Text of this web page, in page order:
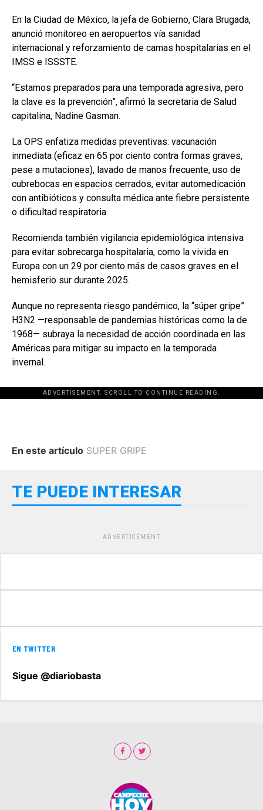
En la Ciudad de México, la jefa de Gobierno, Clara Brugada,
anunció monitoreo en aeropuertos vía sanidad
internacional y reforzamiento de camas hospitalarias en el
IMSS e ISSSTE.
“Estamos preparados para una temporada agresiva, pero
la clave es la prevención”, afirmó la secretaria de Salud
capitalina, Nadine Gasman.
La OPS enfatiza medidas preventivas: vacunación
inmediata (eficaz en 65 por ciento contra formas graves,
pese a mutaciones), lavado de manos frecuente, uso de
cubrebocas en espacios cerrados, evitar automedicación
con antibióticos y consulta médica ante fiebre persistente
o dificultad respiratoria.
Recomienda también vigilancia epidemiológica intensiva
para evitar sobrecarga hospitalaria, como la vivida en
Europa con un 29 por ciento más de casos graves en el
hemisferio sur durante 2025.
Aunque no representa riesgo pandémico, la “súper gripe”
H3N2 —responsable de pandemias históricas como la de
1968— subraya la necesidad de acción coordinada en las
Américas para mitigar su impacto en la temporada
invernal.
ADVERTISEMENT. SCROLL TO CONTINUE READING.
En este artículo SUPER GRIPE
TE PUEDE INTERESAR
ADVERTISEMENT
EN TWITTER
Sigue @diariobasta